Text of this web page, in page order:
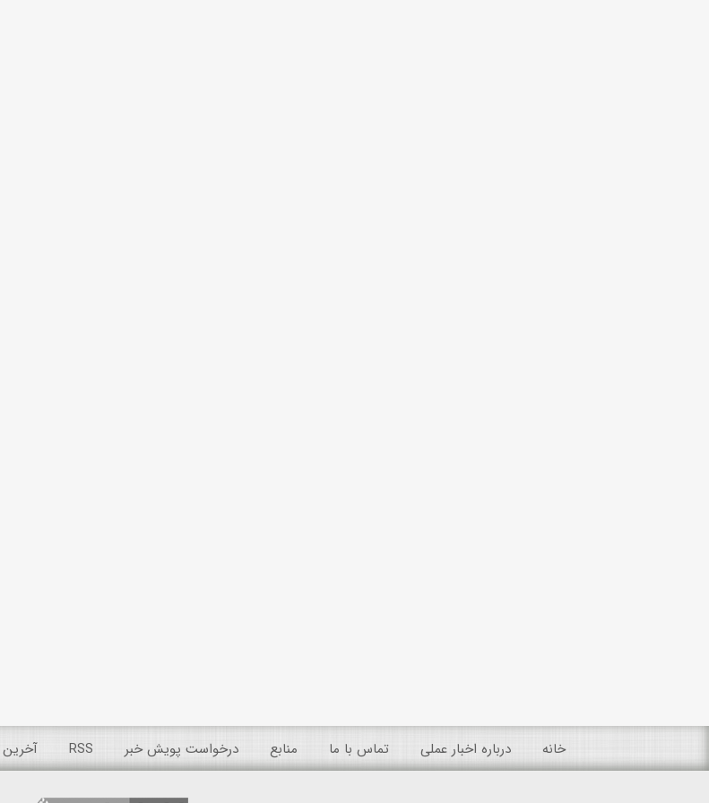
خانه درباره اخبار عملی تماس با ما منابع درخواست پویش خبر RSS آخرین